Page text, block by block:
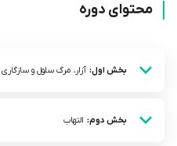
محتوای دوره
بخش اول: آزار، مرگ سلول و سازگاری
بخش دوم: التهاب